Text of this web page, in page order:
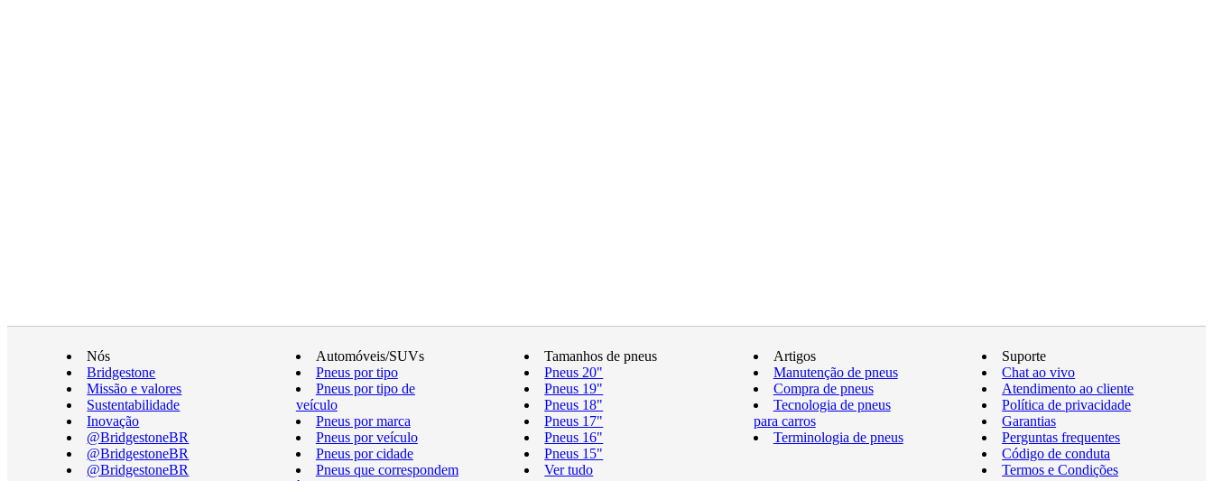
Nós
Bridgestone
Missão e valores
Sustentabilidade
Inovação
@BridgestoneBR
@BridgestoneBR
@BridgestoneBR
Automóveis/SUVs
Pneus por tipo
Pneus por tipo de
veículo
Pneus por marca
Pneus por veículo
Pneus por cidade
Pneus que correspondem
Tamanhos de pneus
Pneus 20"
Pneus 19"
Pneus 18"
Pneus 17"
Pneus 16"
Pneus 15"
Ver tudo
Artigos
Manutenção de pneus
Compra de pneus
Tecnologia de pneus
para carros
Terminologia de pneus
Suporte
Chat ao vivo
Atendimento ao cliente
Política de privacidade
Garantias
Perguntas frequentes
Código de conduta
Termos e Condições